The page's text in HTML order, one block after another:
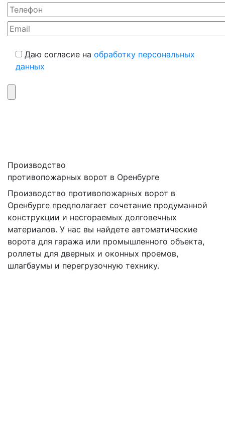
Даю согласие на обработку персональных
данных
Производство
противопожарных ворот в Оренбурге
Производство противопожарных ворот в
Оренбурге предполагает сочетание продуманной
конструкции и несгораемых долговечных
материалов. У нас вы найдете автоматические
ворота для гаража или промышленного объекта,
роллеты для дверных и оконных проемов,
шлагбаумы и перегрузочную технику.